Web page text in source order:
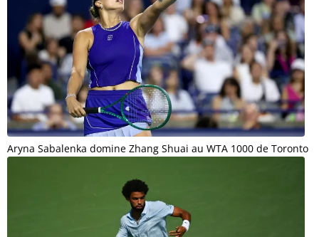
Aryna Sabalenka domine Zhang Shuai au WTA 1000 de Toronto